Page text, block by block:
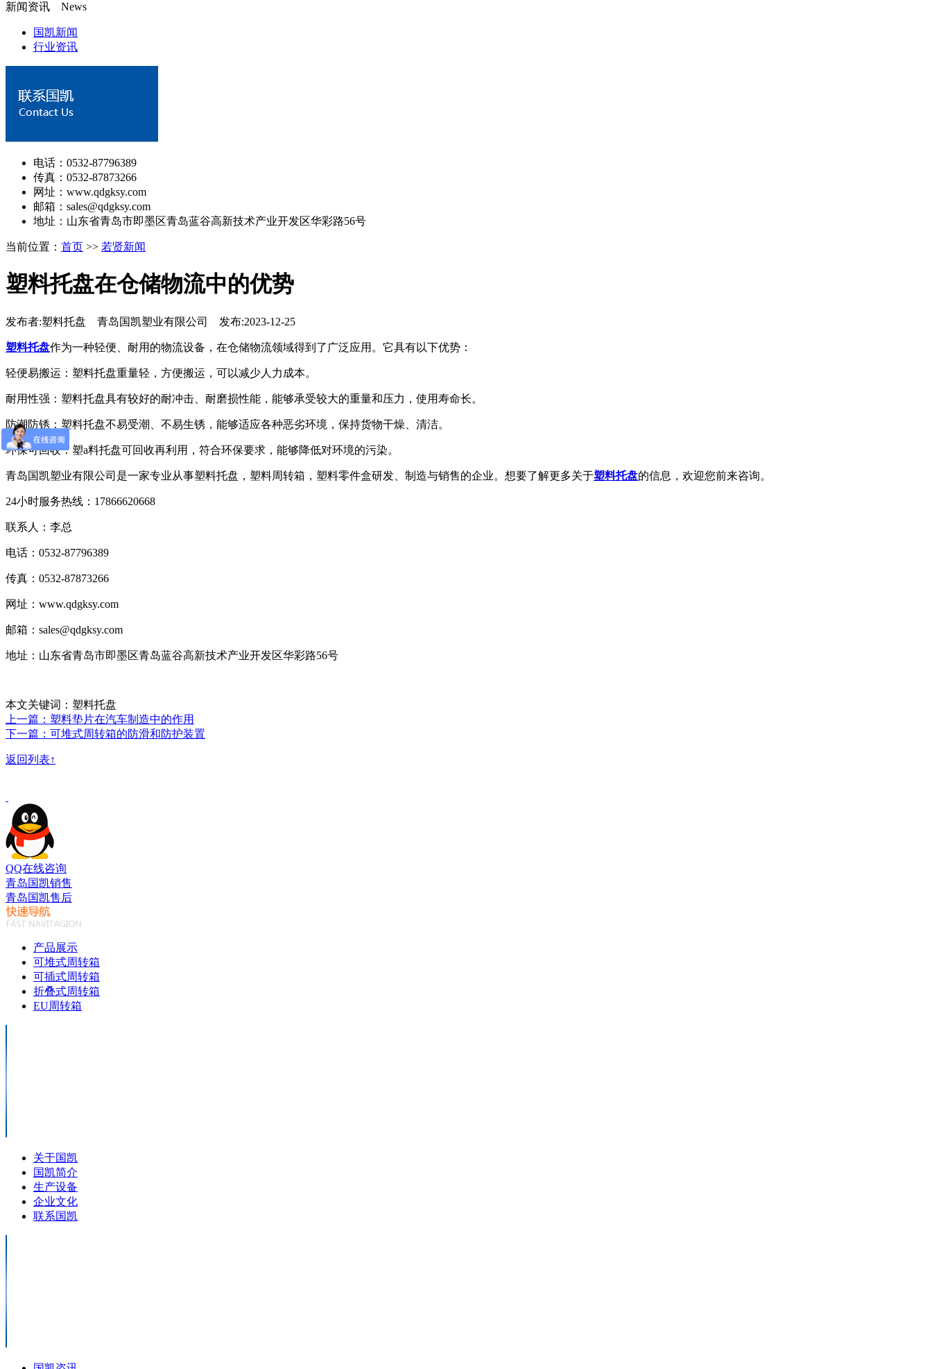
新闻资讯 News
国凯新闻
行业资讯
电话：0532-87796389
传真：0532-87873266
网址：www.qdgksy.com
邮箱：sales@qdgksy.com
地址：山东省青岛市即墨区青岛蓝谷高新技术产业开发区华彩路56号
当前位置： 首页 >> 若贤新闻
塑料托盘在仓储物流中的优势
发布者:塑料托盘 青岛国凯塑业有限公司 发布:2023-12-25
塑料托盘作为一种轻便、耐用的物流设备，在仓储物流领域得到了广泛应用。它具有以下优势：
轻便易搬运：塑料托盘重量轻，方便搬运，可以减少人力成本。
耐用性强：塑料托盘具有较好的耐冲击、耐磨损性能，能够承受较大的重量和压力，使用寿命长。
防潮防锈：塑料托盘不易受潮、不易生锈，能够适应各种恶劣环境，保持货物干燥、清洁。
环保可回收：塑a料托盘可回收再利用，符合环保要求，能够降低对环境的污染。
青岛国凯塑业有限公司是一家专业从事塑料托盘，塑料周转箱，塑料零件盒研发、制造与销售的企业。想要了解更多关于塑料托盘的信息，欢迎您前来咨询。
24小时服务热线：17866620668
联系人：李总
电话：0532-87796389
传真：0532-87873266
网址：www.qdgksy.com
邮箱：sales@qdgksy.com
地址：山东省青岛市即墨区青岛蓝谷高新技术产业开发区华彩路56号
本文关键词：塑料托盘
上一篇：塑料垫片在汽车制造中的作用
下一篇：可堆式周转箱的防滑和防护装置
返回列表↑
QQ在线咨询
青岛国凯销售
青岛国凯售后
产品展示
可堆式周转箱
可插式周转箱
折叠式周转箱
EU周转箱
关于国凯
国凯简介
生产设备
企业文化
联系国凯